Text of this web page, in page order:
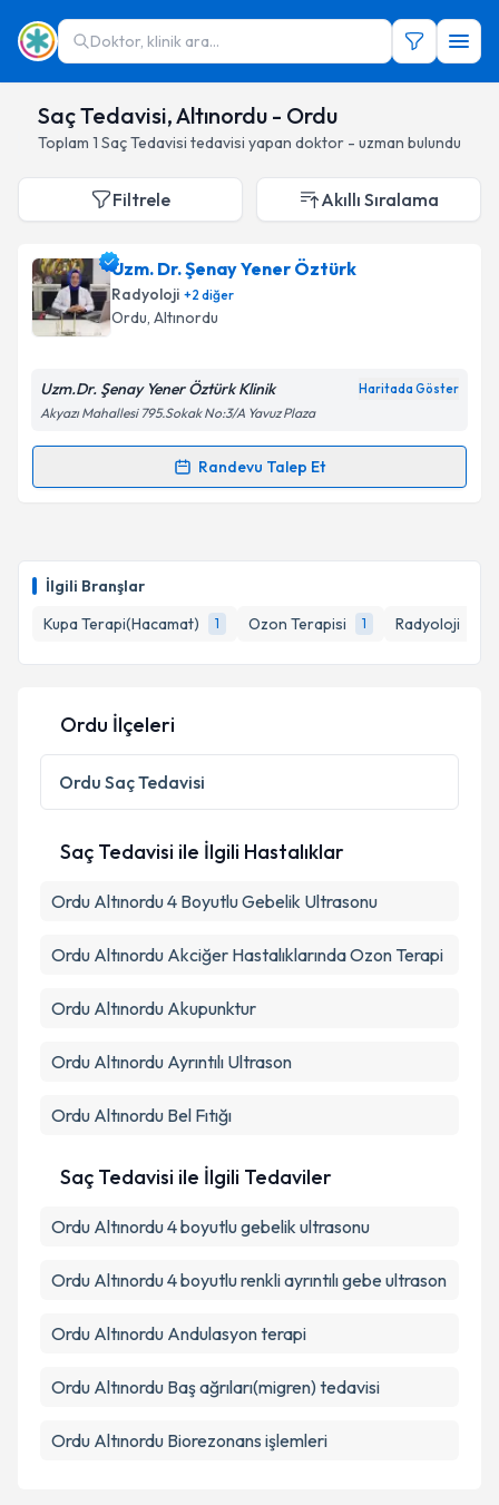
Doktor, klinik ara...
Saç Tedavisi, Altınordu - Ordu
Toplam 1 Saç Tedavisi tedavisi yapan doktor - uzman bulundu
İlgili Branşlar
Kupa Terapi(Hacamat)
1 Ozon Terapisi 1 Radyoloji
Filtrele Akıllı Sıralama
Uzm. Dr. Şenay Yener Öztürk
Radyoloji +2 diğer
Ordu, Altınordu
Uzm.Dr. Şenay Yener Öztürk Klinik Haritada Göster
Akyazı Mahallesi 795.Sokak No:3/A Yavuz Plaza
Randevu Talep Et
Randevu Takvimi Talebi
için bir takvim hazırlandığında e-posta ile
bilgilendireceğiz.
E-posta Adresiniz
Kişisel verilerimin işlenmesine ilişkin
Metni 'ni okudum ve kişisel verilerimin belirtilen
Ordu İlçeleri
Ordu Saç Tedavisi
Saç Tedavisi ile İlgili Hastalıklar
Ordu Altınordu 4 Boyutlu Gebelik Ultrasonu
Ordu Altınordu Akciğer Hastalıklarında Ozon Terapi
Ordu Altınordu Akupunktur
Ordu Altınordu Ayrıntılı Ultrason
Ordu Altınordu Bel Fıtığı
Saç Tedavisi ile İlgili Tedaviler
Ordu Altınordu 4 boyutlu gebelik ultrasonu
Ordu Altınordu 4 boyutlu renkli ayrıntılı gebe ultrason
Ordu Altınordu Andulasyon terapi
Ordu Altınordu Baş ağrıları(migren) tedavisi
Ordu Altınordu Biorezonans işlemleri